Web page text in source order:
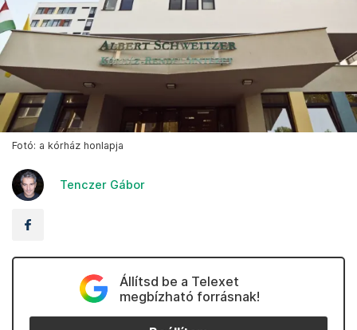
Fotó: a kórház honlapja
Tenczer Gábor
Állítsd be a Telexet
megbízható forrásnak!